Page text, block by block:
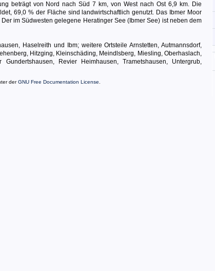
beträgt von Nord nach Süd 7 km, von West nach Ost 6,9 km. Die
69,0 % der Fläche sind landwirtschaftlich genutzt. Das Ibmer Moor
im Südwesten gelegene Heratinger See (Ibmer See) ist neben dem
Haselreith und Ibm; weitere Ortsteile Arnstetten, Autmannsdorf,
Hitzging, Kleinschäding, Meindlsberg, Miesling, Oberhaslach,
Revier Heimhausen, Trametshausen, Untergrub,
derGNU Free Documentation License